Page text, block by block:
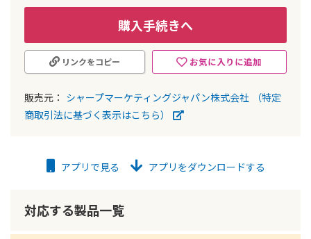
購入手続きへ
お気に入りに追加
リンクをコピー
販売元： シャープマーケティングジャパン株式会社
（特定
商取引法に基づく表示はこちら）
アプリで見る アプリをダウンロードする
対応する製品一覧